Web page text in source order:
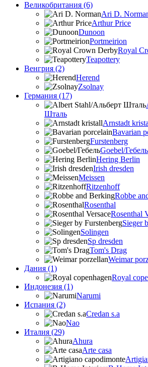
Великобритания (6)
Ari D.
Arthur Price
Dunoon
Portmeirion
Royal
Teapottery
Венгрия (2)
Herend
Zsolnay
Германия (17)
Шталь
Arnstadt
Bavarian
Furstenberg
Goebel/Гебель
Hering Berlin
Irish dresden
Meissen
Ritzenhoff
Robbe
Rosenthal
Rosenthal
Sieger
Solingen
Sp dresden
Tom's Drag
Weimar
Дания (1)
Royal
Индонезия (1)
Narumi
Испания (2)
Credan s.a
Nao
Италия (29)
Ahura
Arte casa